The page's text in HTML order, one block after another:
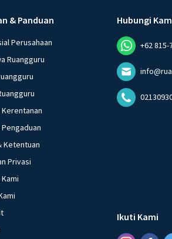
& Panduan
Perusahaan
Ruangguru
Pengaduan
Ketentuan
Privasi
Hubungi
+62 815-
Ikuti Kami